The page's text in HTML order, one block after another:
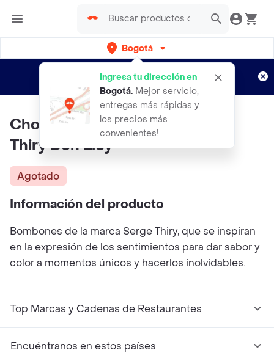
Bogotá
Ingresa tu dirección en
Bogotá. Mejor servicio,
entregas más rápidas y
los precios más
convenientes!
envíos gratis por semanas
Aplican TyC
Chocolates Don Eloy By Serge
Thiry Don Eloy
Agotado
Información del producto
Bombones de la marca Serge Thiry, que se inspiran
en la expresión de los sentimientos para dar sabor y
color a momentos únicos y hacerlos inolvidables.
Top Marcas y Cadenas de Restaurantes
Encuéntranos en estos países